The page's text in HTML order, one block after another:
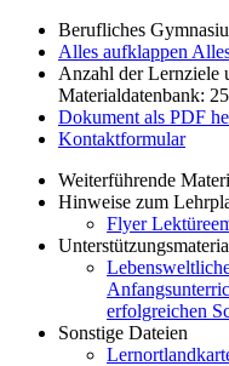
Berufliches
Alles aufklappen
Anzahl der Lernziele
Materialdatenbank: 25
Dokument als PDF
Kontaktformular
Weiterführende
Hinweise zum
Flyer
erfolgreichen
Sonstige Dateien